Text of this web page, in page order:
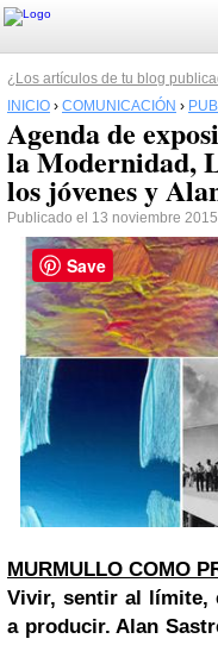
¿Los artículos de tu blog
INICIO › COMUNICACIÓN ›
Agenda de
la Modernidad,
los jóvenes y
Publicado el 13 noviembre
MURMULLO COMO
Vivir, sentir al límite,
a producir. Alan
Save